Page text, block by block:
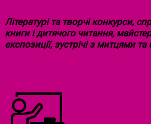
Літературі та творчі конкурси,
книги і дитячого читання,
експозиції, зустрічі з митцями та